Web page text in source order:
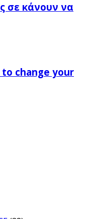
σε κάνουν να
change your